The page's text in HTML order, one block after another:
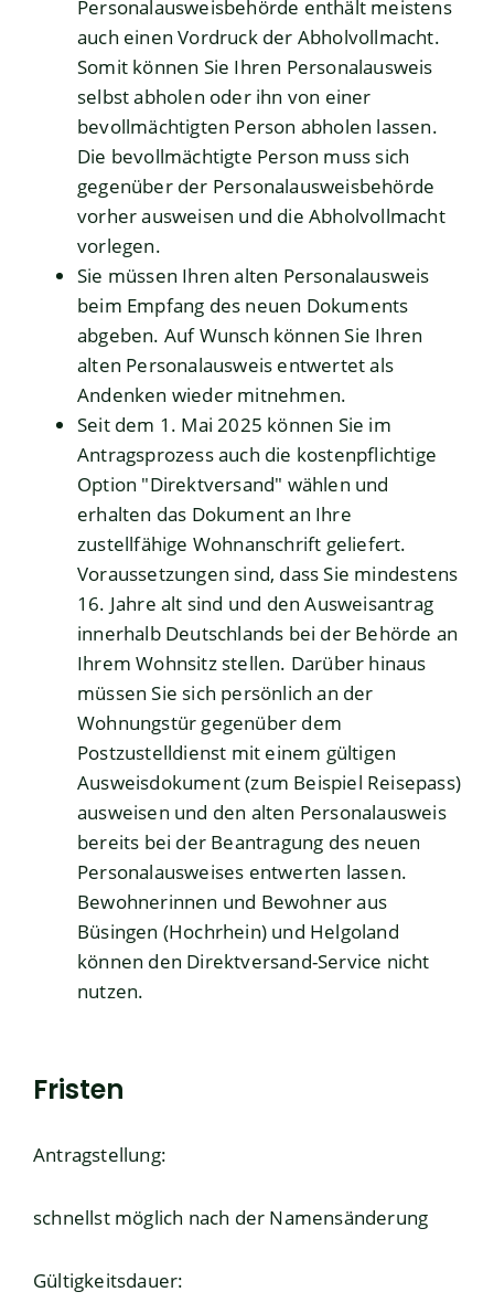
Personalausweisbehörde enthält meistens
auch einen Vordruck der Abholvollmacht.
Somit können Sie Ihren Personalausweis
selbst abholen oder ihn von einer
bevollmächtigten Person abholen lassen.
Die bevollmächtigte Person muss sich
gegenüber der Personalausweisbehörde
vorher ausweisen und die Abholvollmacht
vorlegen.
Sie müssen Ihren alten Personalausweis
beim Empfang des neuen Dokuments
abgeben. Auf Wunsch können Sie Ihren
alten Personalausweis entwertet als
Andenken wieder mitnehmen.
Seit dem 1. Mai 2025 können Sie im
Antragsprozess auch die kostenpflichtige
Option "Direktversand" wählen und
erhalten das Dokument an Ihre
zustellfähige Wohnanschrift geliefert.
Voraussetzungen sind, dass Sie mindestens
16. Jahre alt sind und den Ausweisantrag
innerhalb Deutschlands bei der Behörde an
Ihrem Wohnsitz stellen. Darüber hinaus
müssen Sie sich persönlich an der
Wohnungstür gegenüber dem
Postzustelldienst mit einem gültigen
Ausweisdokument (zum Beispiel Reisepass)
ausweisen und den alten Personalausweis
bereits bei der Beantragung des neuen
Personalausweises entwerten lassen.
Bewohnerinnen und Bewohner aus
Büsingen (Hochrhein) und Helgoland
können den Direktversand-Service nicht
nutzen.
Fristen
Antragstellung:
schnellst möglich nach der Namensänderung
Gültigkeitsdauer: